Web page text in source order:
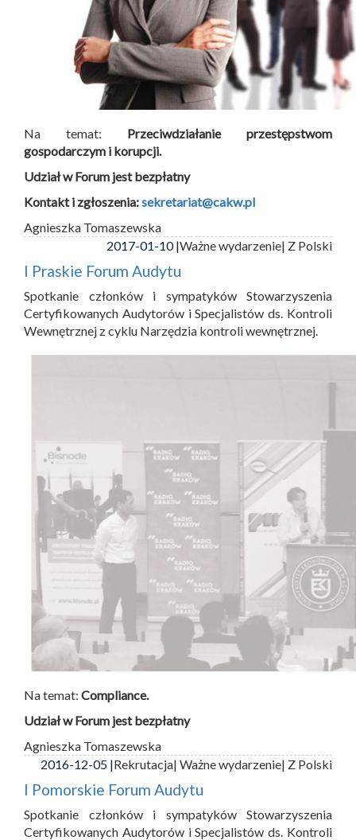
Na temat: Przeciwdziałanie przestępstwom
gospodarczym i korupcji.
Udział w Forum jest bezpłatny
Kontakt i zgłoszenia:sekretariat@cakw.pl
Agnieszka Tomaszewska
2017-01-10 |Ważne wydarzenie| Z Polski
I Praskie Forum Audytu
Spotkanie członków i sympatyków Stowarzyszenia
Certyfikowanych Audytorów i Specjalistów ds. Kontroli
Wewnętrznej z cyklu Narzędzia kontroli wewnętrznej.
Na temat: Compliance.
Udział w Forum jest bezpłatny
Agnieszka Tomaszewska
2016-12-05 |Rekrutacja| Ważne wydarzenie| Z Polski
I Pomorskie Forum Audytu
Spotkanie członków i sympatyków Stowarzyszenia
Certyfikowanych Audytorów i Specjalistów ds. Kontroli